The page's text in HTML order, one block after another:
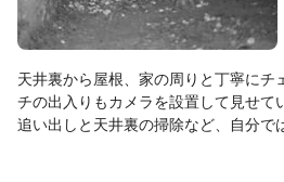
天井裏から屋根、家の周りと丁寧にチ
チの出入りもカメラを設置して見せて
追い出しと天井裏の掃除など、自分で
して本当に良かったなと思いました